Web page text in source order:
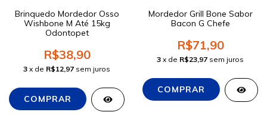
Brinquedo Mordedor Osso
Wishbone M Até 15kg
Odontopet
R$38,90
3 x de R$12,97 sem juros
Mordedor Grill Bone Sabor
Bacon G Chefe
R$71,90
3 x de R$23,97 sem juros